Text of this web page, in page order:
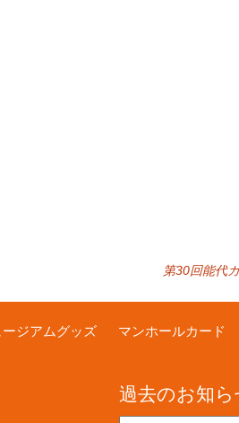
第30回能代
ージアムグッズ マンホールカード
過去のお知ら